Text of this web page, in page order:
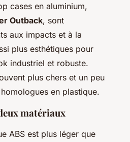
cases en aluminium,
Outback, sont
aux impacts et à la
plus esthétiques pour
industriel et robuste.
plus chers et un peu
en plastique.
matériaux
ABS est plus léger que